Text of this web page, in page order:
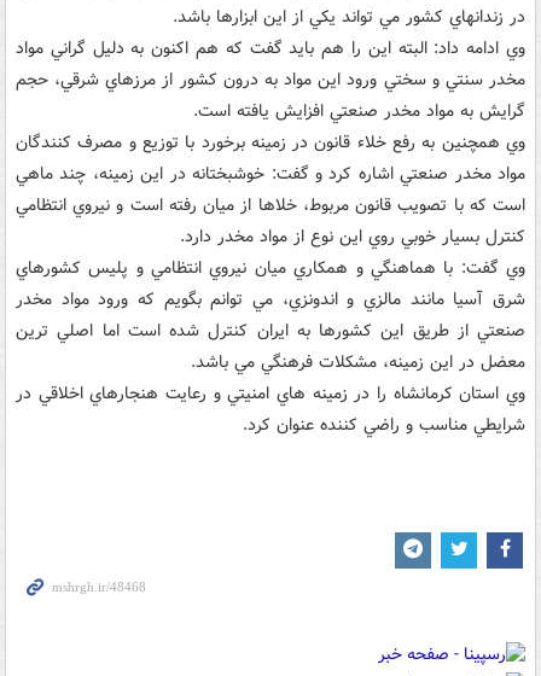
در زندانهاي کشور مي تواند يکي از اين ابزارها باشد.
وي ادامه داد: البته اين را هم بايد گفت که هم اکنون به دليل گراني مواد
مخدر سنتي و سختي ورود اين مواد به درون کشور از مرزهاي شرقي، حجم
گرايش به مواد مخدر صنعتي افزايش يافته است.
وي همچنين به رفع خلاء قانون در زمينه برخورد با توزيع و مصرف کنندگان
مواد مخدر صنعتي اشاره کرد و گفت: خوشبختانه در اين زمينه، چند ماهي
است که با تصويب قانون مربوط، خلاها از ميان رفته است و نيروي انتظامي
کنترل بسيار خوبي روي اين نوع از مواد مخدر دارد.
وي گفت: با هماهنگي و همکاري ميان نيروي انتظامي و پليس کشورهاي
شرق آسيا مانند مالزي و اندونزي، مي توانم بگويم که ورود مواد مخدر
صنعتي از طريق اين کشورها به ايران کنترل شده است اما اصلي ترين
معضل در اين زمينه، مشکلات فرهنگي مي باشد.
وي استان کرمانشاه را در زمينه هاي امنيتي و رعايت هنجارهاي اخلاقي در
شرايطي مناسب و راضي کننده عنوان کرد.